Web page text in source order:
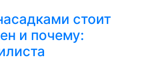
стоит
и почему: